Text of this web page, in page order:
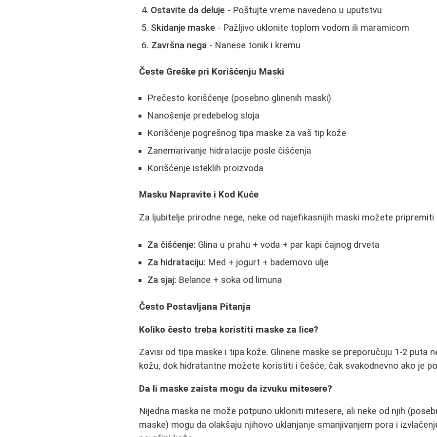
Ostavite da deluje - Poštujte vreme navedeno u uputstvu
Skidanje maske - Pažljivo uklonite toplom vodom ili maramicom
Završna nega - Nanese tonik i kremu
Česte Greške pri Korišćenju Maski
Prečesto korišćenje (posebno glinenih maski)
Nanošenje predebelog sloja
Korišćenje pogrešnog tipa maske za vaš tip kože
Zanemarivanje hidratacije posle čišćenja
Korišćenje isteklih proizvoda
Masku Napravite i Kod Kuće
Za ljubitelje prirodne nege, neke od najefikasnijih maski možete pripremiti
Za čišćenje: Glina u prahu + voda + par kapi čajnog drveta
Za hidrataciju: Med + jogurt + bademovo ulje
Za sjaj: Belance + soka od limuna
Često Postavljana Pitanja
Koliko često treba koristiti maske za lice?
Zavisi od tipa maske i tipa kože. Glinene maske se preporučuju 1-2 puta
kožu, dok hidratantne možete koristiti i češće, čak svakodnevno ako je
Da li maske zaista mogu da izvuku mitesere?
Nijedna maska ne može potpuno ukloniti mitesere, ali neke od njih
maske) mogu da olakšaju njihovo uklanjanje smanjivanjem pora i